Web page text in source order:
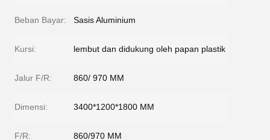
Beban Bayar: Sasis Aluminium
Kursi: lembut dan didukung oleh papan plastik
Jalur F/R: 860/ 970 MM
Dimensi: 3400*1200*1800 MM
F/R: 860/970 MM